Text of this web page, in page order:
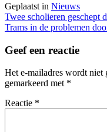
Geplaatst in Nieuws
Berichtnavigatie
Twee scholieren geschept
Trams in de problemen
Geef een reactie
Het e-mailadres wordt niet
gemarkeerd met *
Reactie *